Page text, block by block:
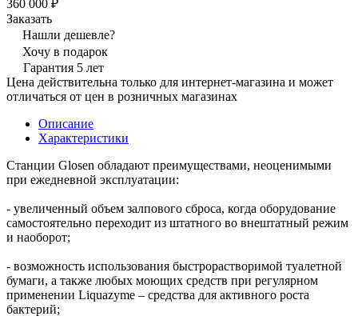
360 000 ₽
Заказать
Нашли дешевле?
Хочу в подарок
Гарантия 5 лет
Цена действительна только для интернет-магазина и может
отличаться от цен в розничных магазинах
Описание
Характеристики
Станции Glosen обладают преимуществами, неоценимыми
при ежедневной эксплуатации:
- увеличенный объем залпового сброса, когда оборудование
самостоятельно переходит из штатного во внештатный режим
и наоборот;
- возможность использования быстрорастворимой туалетной
бумаги, а также любых моющих средств при регулярном
применении Liquazyme – средства для активного роста
бактерий;